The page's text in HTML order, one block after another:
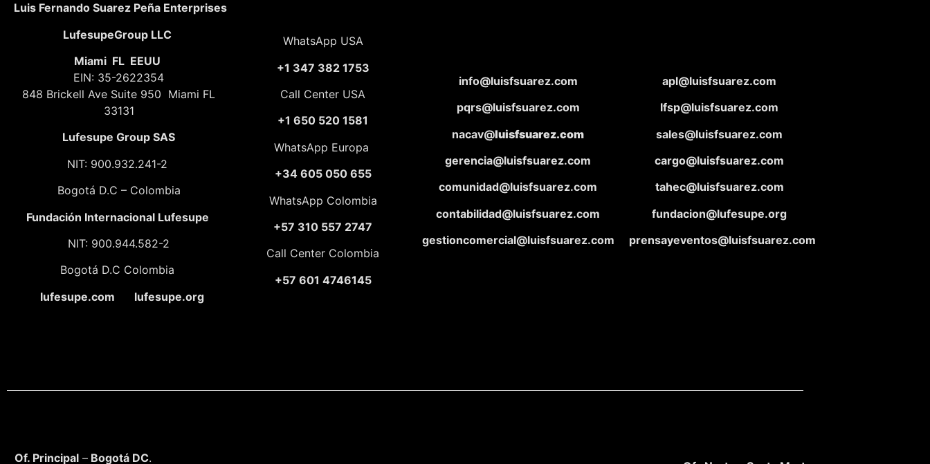
Luis Fernando Suarez Peña Enterprises
LufesupeGroup LLC
Miami FL EEUU
EIN: 35-2622354
848 Brickell Ave Suite 950 Miami FL
33131
Lufesupe Group SAS
NIT: 900.932.241-2
Bogotá D.C – Colombia
Fundación Internacional Lufesupe
NIT: 900.944.582-2
Bogotá D.C Colombia
lufesupe.com lufesupe.org
WhatsApp USA
+1 347 382 1753
Call Center USA
+1 650 520 1581
WhatsApp Europa
+34 605 050 655
WhatsApp Colombia
+57 310 557 2747
Call Center Colombia
+57 601 4746145
info@luisfsuarez.com
pqrs@luisfsuarez.com
nacav@luisfsuarez.com
gerencia@luisfsuarez.com
comunidad@luisfsuarez.com
contabilidad@luisfsuarez.com
gestioncomercial@luisfsuarez.com
apl@luisfsuarez.com
lfsp@luisfsuarez.com
sales@luisfsuarez.com
cargo@luisfsuarez.com
tahec@luisfsuarez.com
fundacion@lufesupe.org
prensayeventos@luisfsuarez.com
Of. Principal – Bogotá DC.